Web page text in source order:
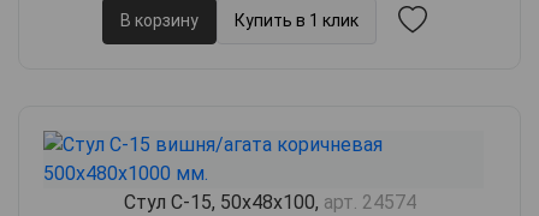
В корзину Купить в 1 клик
Стул С-15, 50х48х100, арт. 24574